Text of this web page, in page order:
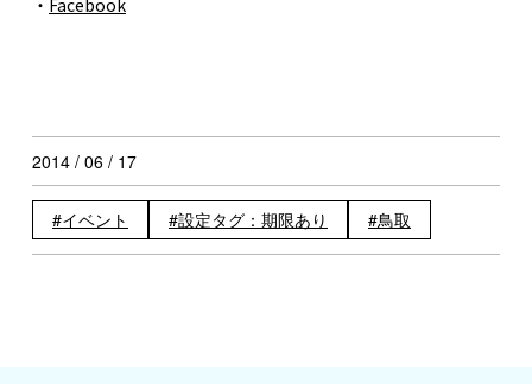
2014 / 06 / 17
イベント 設定タグ：期限あり 鳥取